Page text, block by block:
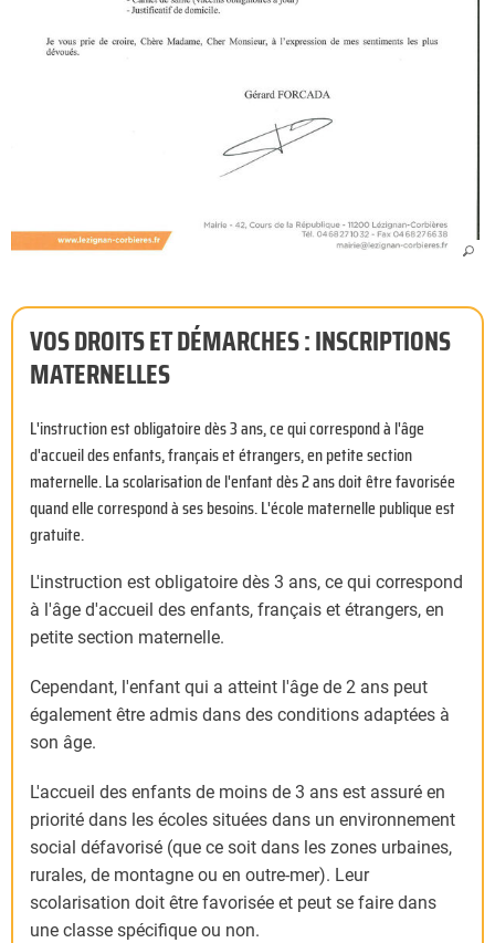
VOS DROITS ET DÉMARCHES : INSCRIPTIONS
MATERNELLES
L'instruction est obligatoire dès 3 ans, ce qui correspond à l'âge
d'accueil des enfants, français et étrangers, en petite section
maternelle.La scolarisation de l'enfant dès 2 ans doit être favorisée
quand elle correspond à ses besoins. L'école maternelle publique est
gratuite.
L'instruction est obligatoire dès 3 ans, ce qui correspond
à l'âge d'accueil des enfants, français et étrangers, en
petite section maternelle.
Cependant, l'enfant qui a atteint l'âge de 2 ans peut
également être admis dans des conditions adaptées à
son âge.
L'accueil des enfants de moins de 3 ans est assuré en
priorité dans les écoles situées dans un environnement
social défavorisé (que ce soit dans les zones urbaines,
rurales, de montagne ou en outre-mer). Leur
scolarisation doit être favorisée et peut se faire dans
une classe spécifique ou non.